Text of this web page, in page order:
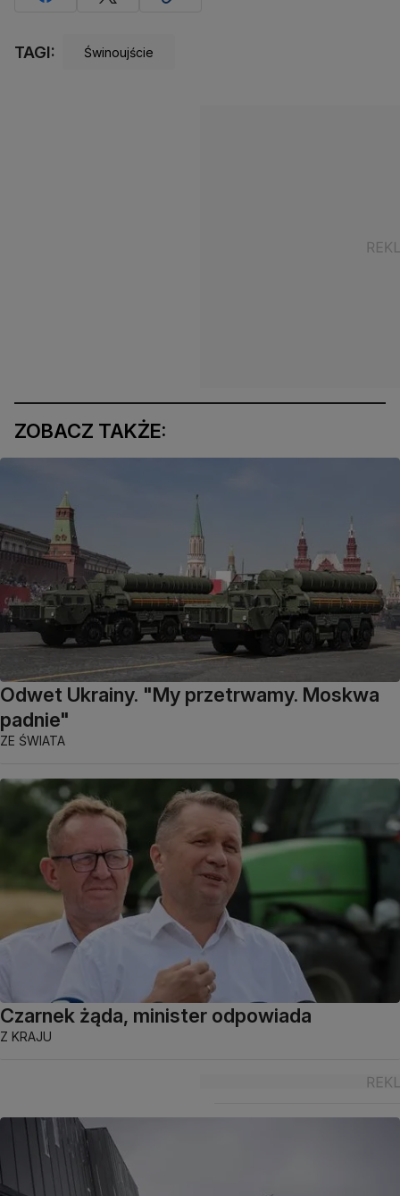
TAGI: Świnoujście
ZOBACZ TAKŻE:
Odwet Ukrainy. "My przetrwamy. Moskwa
padnie"
ZE ŚWIATA
Czarnek żąda, minister odpowiada
Z KRAJU